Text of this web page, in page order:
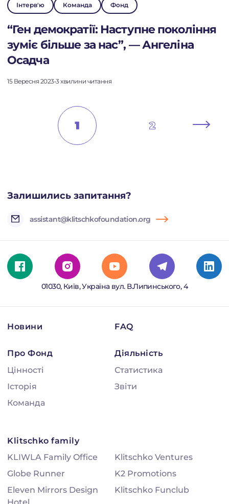
Інтерв'ю Команда Фонд
“Ген демократії: Наступне покоління
зуміє більше за нас”, — Ангеліна
Осадча
15 Вересня 2023•3 хвилини читання
1 2
Залишились запитання?
assistant@klitschkofoundation.org
Новини FAQ
Про Фонд
Цінності
Історія
Команда
Діяльність
Статистика
Звіти
Klitschko family
KLIWLA Family Office
Klitschko Ventures
Globe Runner
K2 Promotions
Eleven Mirrors Design
Hotel
Klitschko Funclub
01030, Київ, Україна вул. В.Липинського, 4